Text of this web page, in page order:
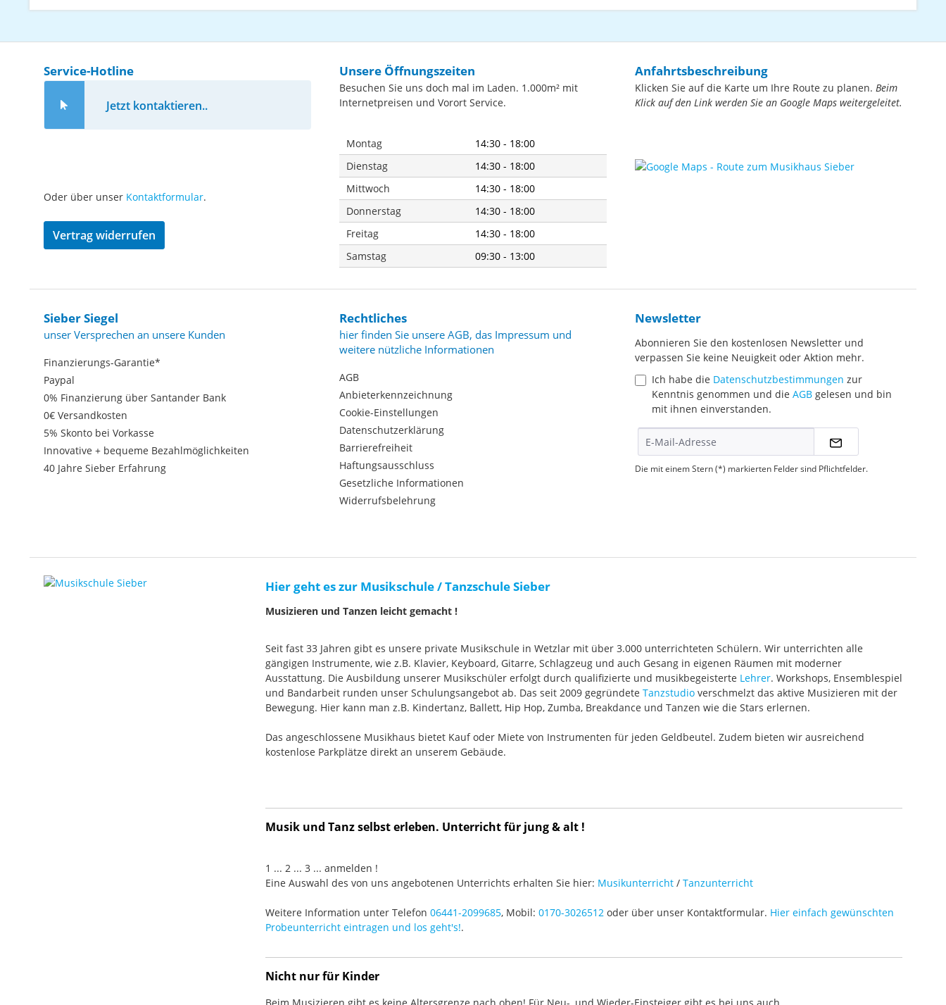
Service-Hotline
Jetzt kontaktieren..
Oder über unser Kontaktformular.
Vertrag widerrufen
Unsere Öffnungszeiten
Besuchen Sie uns doch mal im Laden. 1.000m² mit
Internetpreisen und Vorort Service.
Montag
14:30 - 18:00
Dienstag
14:30 - 18:00
Mittwoch
14:30 - 18:00
Donnerstag
14:30 - 18:00
Freitag
14:30 - 18:00
Samstag
09:30 - 13:00
Anfahrtsbeschreibung
Klicken Sie auf die Karte um Ihre Route zu planen. Beim
Klick auf den Link werden Sie an Google Maps weitergeleitet.
Sieber Siegel
unser Versprechen an unsere Kunden
Finanzierungs-Garantie*
Paypal
0% Finanzierung über Santander Bank
0€ Versandkosten
5% Skonto bei Vorkasse
Innovative + bequeme Bezahlmöglichkeiten
40 Jahre Sieber Erfahrung
Rechtliches
hier finden Sie unsere AGB, das Impressum und
weitere nützliche Informationen
AGB
Anbieterkennzeichnung
Cookie-Einstellungen
Datenschutzerklärung
Barrierefreiheit
Haftungsausschluss
Gesetzliche Informationen
Widerrufsbelehrung
Newsletter
Abonnieren Sie den kostenlosen Newsletter und
verpassen Sie keine Neuigkeit oder Aktion mehr.
Ich habe die Datenschutzbestimmungen zur
Kenntnis genommen und die AGB gelesen und bin
mit ihnen einverstanden.
Die mit einem Stern (*) markierten Felder sind Pflichtfelder.
Hier geht es zur Musikschule / Tanzschule Sieber
Musizieren und Tanzen leicht gemacht !
Seit fast 33 Jahren gibt es unsere private Musikschule in Wetzlar mit über 3.000 unterrichteten Schülern. Wir unterrichten alle
gängigen Instrumente, wie z.B. Klavier, Keyboard, Gitarre, Schlagzeug und auch Gesang in eigenen Räumen mit moderner
Ausstattung. Die Ausbildung unserer Musikschüler erfolgt durch qualifizierte und musikbegeisterte Lehrer. Workshops, Ensemblespiel
und Bandarbeit runden unser Schulungsangebot ab. Das seit 2009 gegründete Tanzstudio verschmelzt das aktive Musizieren mit der
Bewegung. Hier kann man z.B. Kindertanz, Ballett, Hip Hop, Zumba, Breakdance und Tanzen wie die Stars erlernen.
Das angeschlossene Musikhaus bietet Kauf oder Miete von Instrumenten für jeden Geldbeutel. Zudem bieten wir ausreichend
kostenlose Parkplätze direkt an unserem Gebäude.
Musik und Tanz selbst erleben. Unterricht für jung & alt !
1 ... 2 ... 3 ... anmelden !
Eine Auswahl des von uns angebotenen Unterrichts erhalten Sie hier: Musikunterricht / Tanzunterricht
Weitere Information unter Telefon 06441-2099685, Mobil: 0170-3026512 oder über unser Kontaktformular. Hier einfach gewünschten
Probeunterricht eintragen und los geht's!.
Nicht nur für Kinder